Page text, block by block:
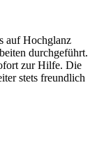
auf Hochglanz
durchgeführt.
zur Hilfe. Die
stets freundlich